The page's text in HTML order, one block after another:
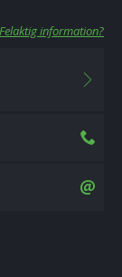
Felaktig information?